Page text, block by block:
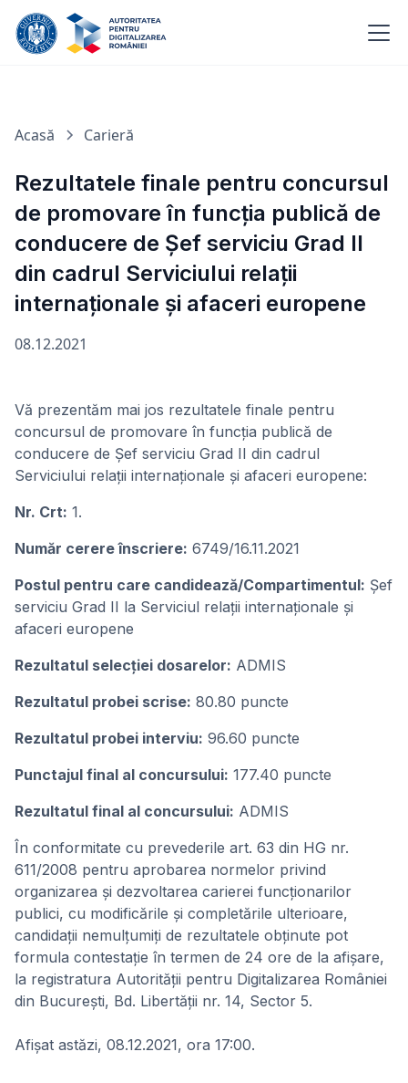
Acasă Carieră
Rezultatele finale pentru concursul
de promovare în funcția publică de
conducere de Șef serviciu Grad II
din cadrul Serviciului relații
internaționale și afaceri europene
08.12.2021
Vă prezentăm mai jos rezultatele finale pentru
concursul de promovare în funcția publică de
conducere de Șef serviciu Grad II din cadrul
Serviciului relații internaționale și afaceri europene:
Nr. Crt: 1.
Număr cerere înscriere: 6749/16.11.2021
Postul pentru care candidează/Compartimentul: Șef
serviciu Grad II la Serviciul relații internaționale și
afaceri europene
Rezultatul selecţiei dosarelor: ADMIS
Rezultatul probei scrise: 80.80 puncte
Rezultatul probei interviu: 96.60 puncte
Punctajul final al concursului: 177.40 puncte
Rezultatul final al concursului: ADMIS
În conformitate cu prevederile art. 63 din HG nr.
611/2008 pentru aprobarea normelor privind
organizarea și dezvoltarea carierei funcționarilor
publici, cu modificările și completările ulterioare,
candidații nemulțumiți de rezultatele obținute pot
formula contestație în termen de 24 ore de la afișare,
la registratura Autorității pentru Digitalizarea României
din București, Bd. Libertății nr. 14, Sector 5.
Afișat astăzi, 08.12.2021, ora 17:00.